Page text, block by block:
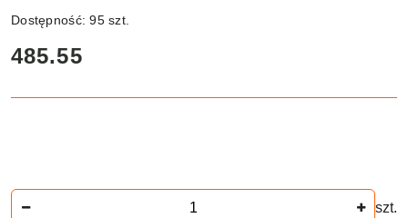
Dostępność:95szt.
cena:
485.55
szt.